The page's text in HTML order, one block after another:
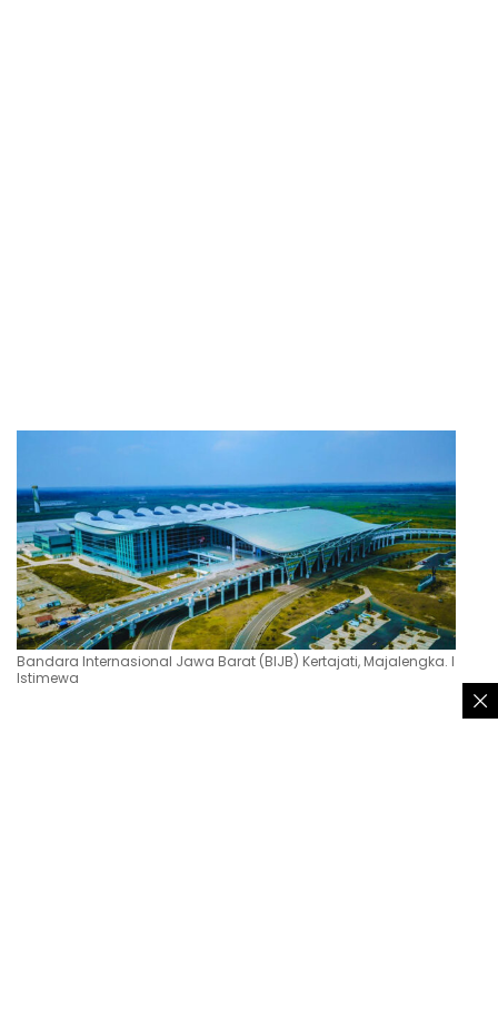
Bandara Internasional Jawa Barat (BIJB) Kertajati, Majalengka. l
Istimewa